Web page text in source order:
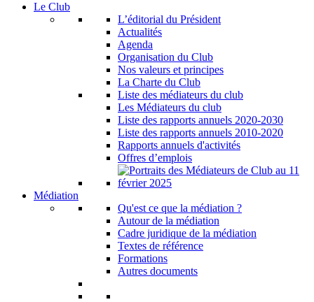
Le Club
L’éditorial du Président
Actualités
Agenda
Organisation du Club
Nos valeurs et principes
La Charte du Club
Liste des médiateurs du club
Les Médiateurs du club
Liste des rapports annuels 2020-2030
Liste des rapports annuels 2010-2020
Rapports annuels d'activités
Offres d’emplois
Médiation
Qu'est ce que la médiation ?
Autour de la médiation
Cadre juridique de la médiation
Textes de référence
Formations
Autres documents